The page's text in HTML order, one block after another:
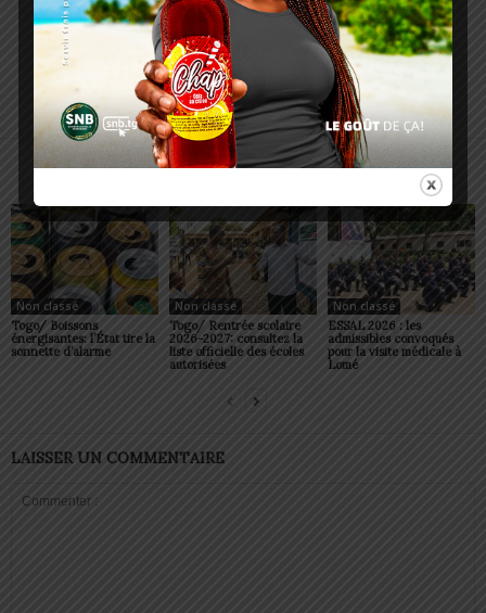
Charbel SOSSOUVI
ARTICLES CONNEXES PLUS DE L'AUTEUR
Non classé
Togo/ Boissons
énergisantes: l’État tire la
sonnette d’alarme
Non classé
Togo/ Rentrée scolaire
2026-2027: consultez la
liste officielle des écoles
autorisées
Non classé
ESSAL 2026 : les
admissibles convoqués
pour la visite médicale à
Lomé
LAISSER UN COMMENTAIRE